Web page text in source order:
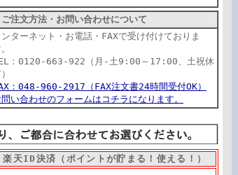
注文方法・お問い合わせについて
ンターネット・お電話・FAXで受け付けておりま
：0120-663-922（月-土9:00～17:00、土祝休
：048-960-2917（FAX注文書24時間受付OK）
問い合わせのフォームはコチラになります。
天ID決済（ポイントが貯まる！使える！）